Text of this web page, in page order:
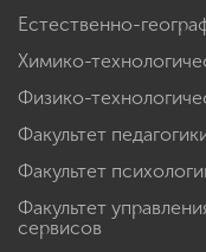
Естественно-
Химико-
Физико-
Факультет
Факультет
Факультет
сервисов